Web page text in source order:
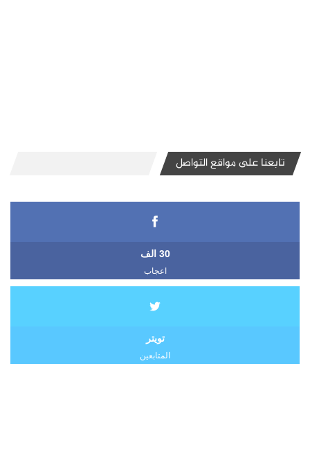
تابعنا على مواقع التواصل
30 الف
اعجاب
تويتر
المتابعين